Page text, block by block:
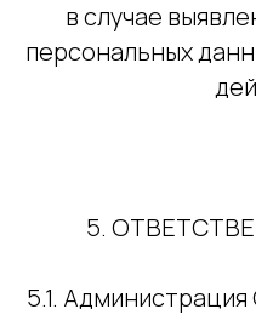
в случае
персональных
5.
5.1.